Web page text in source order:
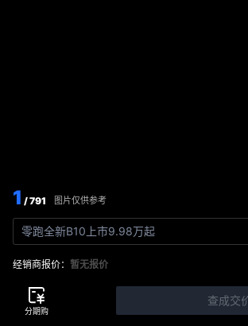
1 / 791 图片仅供参考
零跑全新B10上市9.98万起
经销商报价： 暂无报价
查成交